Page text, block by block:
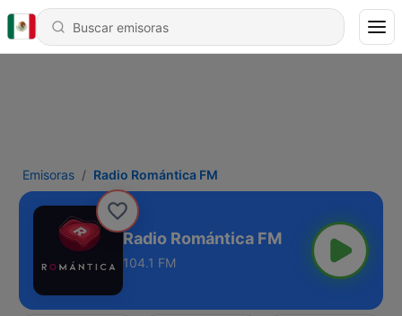
Emisoras Radio Romántica FM
Radio Romántica FM
104.1 FM